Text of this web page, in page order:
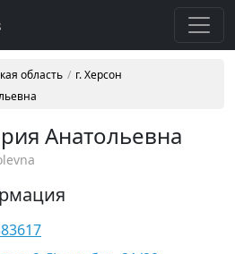
область
г. Херсон
Анатольевна